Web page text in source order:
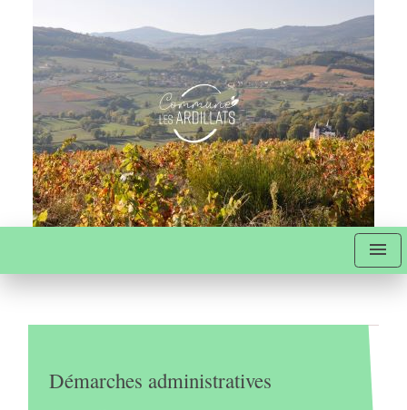
menu
Démarches administratives